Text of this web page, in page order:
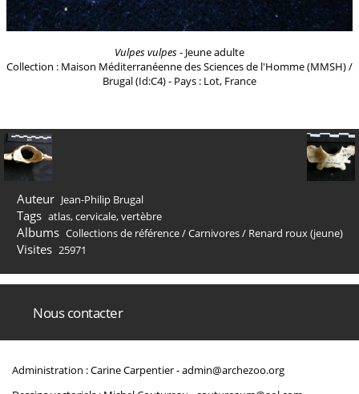
Vulpes vulpes- Jeune adulte
Collection : Maison Méditerranéenne des Sciences de l'Homme (MMSH) /
Brugal (Id:C4) - Pays : Lot, France
Auteur Jean-Philip Brugal
Tags atlas,cervicale,vertèbre
Albums Collections de référence/Carnivores/ Renard roux (jeune)
Visites 25971
Nous contacter
Administration : Carine Carpentier -admin@archezoo.org